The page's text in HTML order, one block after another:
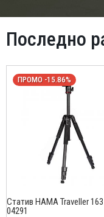
Последно
ПРОМО -15.86%
Статив HAMA Traveller
04291